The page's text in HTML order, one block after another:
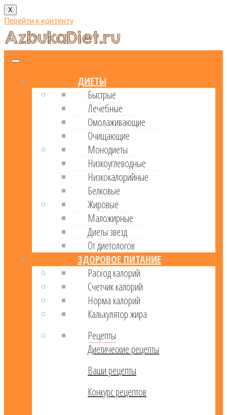
X
Перейти к контенту
ДИЕТЫ
Быстрые
Лечебные
Омолаживающие
Очищающие
Монодиеты
Низкоуглеводные
Низкокалорийные
Белковые
Жировые
Маложирные
Диеты звезд
От диетологов
ЗДОРОВОЕ ПИТАНИЕ
Расход калорий
Cчетчик калорий
Норма калорий
Калькулятор жира
Рецепты
Диетические рецепты
Ваши рецепты
Конкурс рецептов